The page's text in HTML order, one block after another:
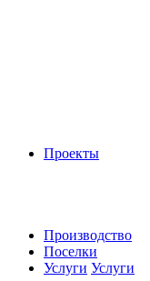
Проекты
Производство
Поселки
Услуги Услуги